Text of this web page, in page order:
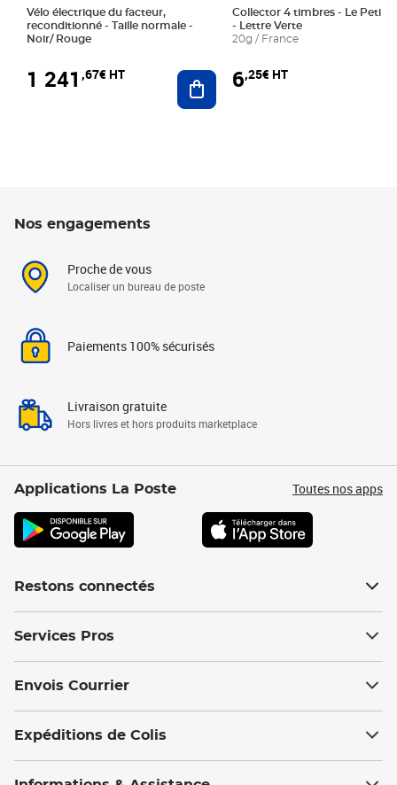
Vélo électrique du facteur,
reconditionné - Taille normale -
Noir/ Rouge
1 241 ,67€ HT Ajouter au panier
Collector 4 timbres - Le Petit
- Lettre Verte
20g / France
6,25€ HT
Nos engagements
Proche de vous
Localiser un bureau de poste
Paiements 100% sécurisés
Livraison gratuite
Hors livres et hors produits marketplace
Applications La Poste Toutes nos apps
Restons connectés
Services Pros
Envois Courrier
Expéditions de Colis